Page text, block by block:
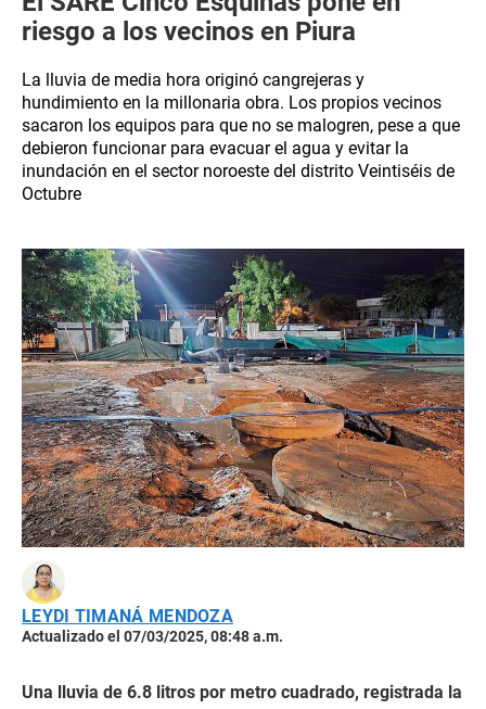
riesgo a los vecinos en Piura
La lluvia de media hora originó cangrejeras y
hundimiento en la millonaria obra. Los propios vecinos
sacaron los equipos para que no se malogren, pese a que
debieron funcionar para evacuar el agua y evitar la
inundación en el sector noroeste del distrito Veintiséis de
Octubre
LEYDI TIMANÁ MENDOZA
Actualizado el 07/03/2025, 08:48 a.m.
Una lluvia de 6.8 litros por metro cuadrado, registrada la